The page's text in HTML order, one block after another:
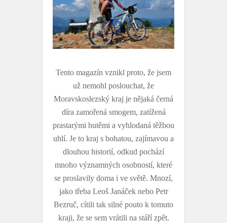
Tento magazín vznikl proto, že jsem
už nemohl poslouchat, že
Moravskoslezský kraj je nějaká černá
díra zamořená smogem, zatížená
prastarými hutěmi a vyhlodaná těžbou
uhlí. Je to kraj s bohatou, zajímavou a
dlouhou historií, odkud pochází
mnoho významných osobností, které
se proslavily doma i ve světě. Mnozí,
jako třeba Leoš Janáček nebo Petr
Bezruč, cítili tak silné pouto k tomuto
kraji, že se sem vrátili na stáří zpět.